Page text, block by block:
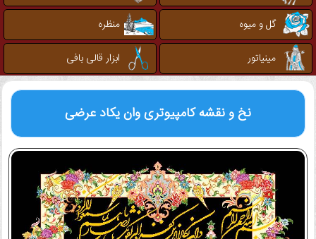
گل و میوه
منظره
مینیاتور
ابزار قالی بافی
نخ و نقشه کامپیوتریوان یکاد عرضی